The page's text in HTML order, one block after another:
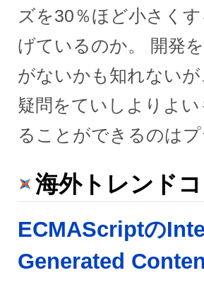
ズを30％ほど小さく
げているのか。 開発
がないかも知れない
疑問をていしよりよ
ることができるのは
海外トレンド
ECMAScriptの
Generated